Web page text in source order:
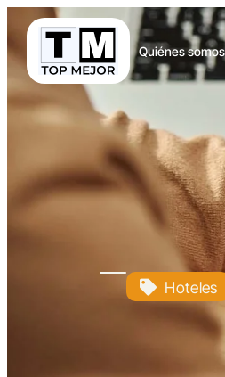
Quiénes somos
Hoteles